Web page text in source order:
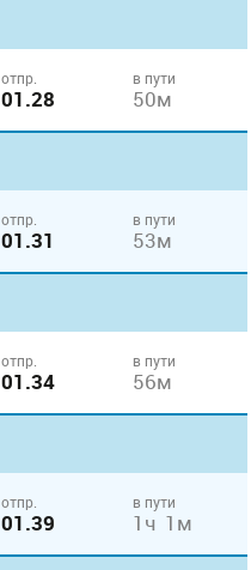
отпр.
01.28
в пути
50м
отпр.
01.31
в пути
53м
отпр.
01.34
в пути
56м
отпр.
01.39
в пути
1ч 1м